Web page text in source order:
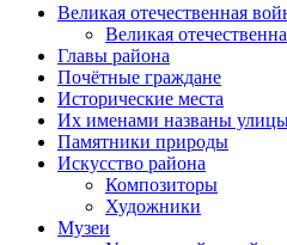
Великая отечественная
Великая
Главы района
Почётные граждане
Исторические места
Их именами названы
Памятники природы
Искусство района
Композиторы
Художники
Музеи